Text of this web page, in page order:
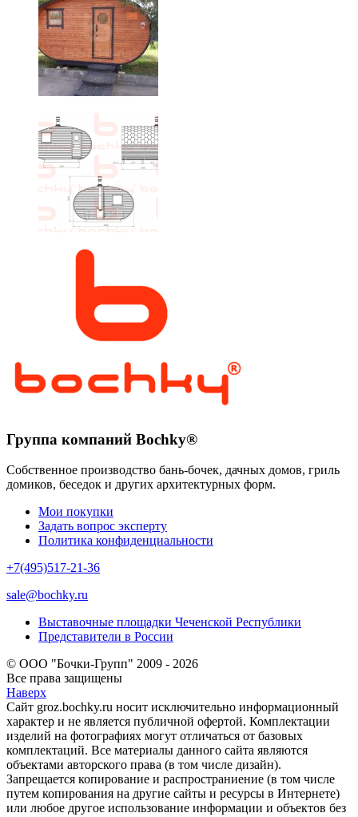
Группа компаний Bochky®
Собственное производство бань-бочек, дачных домов, гриль
домиков, беседок и других архитектурных форм.
Мои покупки
Задать вопрос эксперту
Политика конфиденциальности
+7(495)517-21-36
sale@bochky.ru
Выставочные площадки Чеченской Республики
Представители в России
© ООО "Бочки-Групп" 2009 - 2026
Все права защищены
Наверх
Сайт groz.bochky.ru носит исключительно информационный
характер и не является публичной офертой. Комплектации
изделий на фотографиях могут отличаться от базовых
комплектаций. Все материалы данного сайта являются
объектами авторского права (в том числе дизайн).
Запрещается копирование и распространиение (в том числе
путем копирования на другие сайты и ресурсы в Интернете)
или любое другое использование информации и объектов без